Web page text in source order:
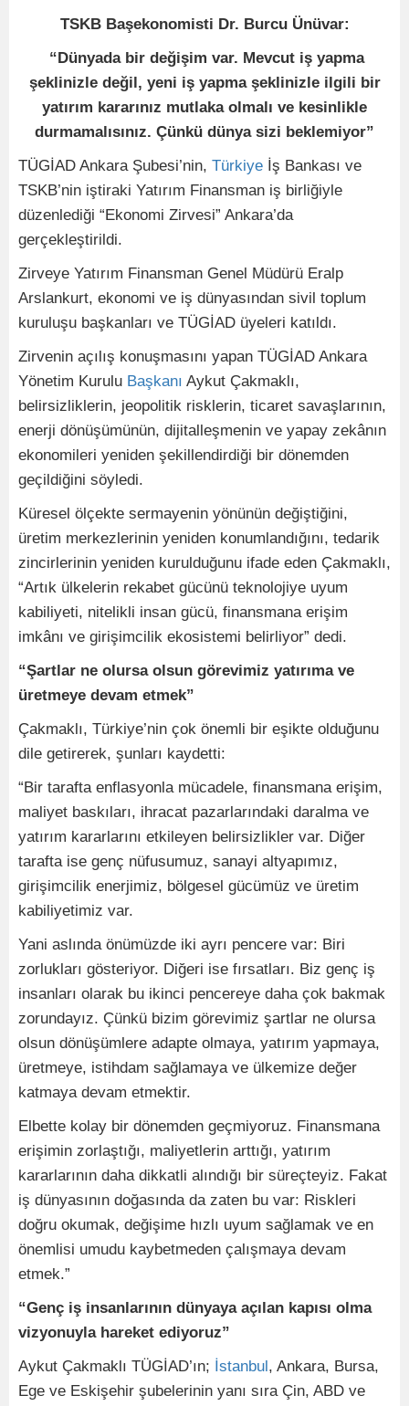
TSKB Başekonomisti Dr. Burcu Ünüvar:
“Dünyada bir değişim var. Mevcut iş yapma
şeklinizle değil, yeni iş yapma şeklinizle ilgili bir
yatırım kararınız mutlaka olmalı ve kesinlikle
durmamalısınız. Çünkü dünya sizi beklemiyor”
TÜGİAD Ankara Şubesi’nin, Türkiye İş Bankası ve
TSKB’nin iştiraki Yatırım Finansman iş birliğiyle
düzenlediği “Ekonomi Zirvesi” Ankara’da
gerçekleştirildi.
Zirveye Yatırım Finansman Genel Müdürü Eralp
Arslankurt, ekonomi ve iş dünyasından sivil toplum
kuruluşu başkanları ve TÜGİAD üyeleri katıldı.
Zirvenin açılış konuşmasını yapan TÜGİAD Ankara
Yönetim Kurulu Başkanı Aykut Çakmaklı,
belirsizliklerin, jeopolitik risklerin, ticaret savaşlarının,
enerji dönüşümünün, dijitalleşmenin ve yapay zekânın
ekonomileri yeniden şekillendirdiği bir dönemden
geçildiğini söyledi.
Küresel ölçekte sermayenin yönünün değiştiğini,
üretim merkezlerinin yeniden konumlandığını, tedarik
zincirlerinin yeniden kurulduğunu ifade eden Çakmaklı,
“Artık ülkelerin rekabet gücünü teknolojiye uyum
kabiliyeti, nitelikli insan gücü, finansmana erişim
imkânı ve girişimcilik ekosistemi belirliyor” dedi.
“Şartlar ne olursa olsun görevimiz yatırıma ve
üretmeye devam etmek”
Çakmaklı, Türkiye’nin çok önemli bir eşikte olduğunu
dile getirerek, şunları kaydetti:
“Bir tarafta enflasyonla mücadele, finansmana erişim,
maliyet baskıları, ihracat pazarlarındaki daralma ve
yatırım kararlarını etkileyen belirsizlikler var. Diğer
tarafta ise genç nüfusumuz, sanayi altyapımız,
girişimcilik enerjimiz, bölgesel gücümüz ve üretim
kabiliyetimiz var.
Yani aslında önümüzde iki ayrı pencere var: Biri
zorlukları gösteriyor. Diğeri ise fırsatları. Biz genç iş
insanları olarak bu ikinci pencereye daha çok bakmak
zorundayız. Çünkü bizim görevimiz şartlar ne olursa
olsun dönüşümlere adapte olmaya, yatırım yapmaya,
üretmeye, istihdam sağlamaya ve ülkemize değer
katmaya devam etmektir.
Elbette kolay bir dönemden geçmiyoruz. Finansmana
erişimin zorlaştığı, maliyetlerin arttığı, yatırım
kararlarının daha dikkatli alındığı bir süreçteyiz. Fakat
iş dünyasının doğasında da zaten bu var: Riskleri
doğru okumak, değişime hızlı uyum sağlamak ve en
önemlisi umudu kaybetmeden çalışmaya devam
etmek.”
“Genç iş insanlarının dünyaya açılan kapısı olma
vizyonuyla hareket ediyoruz”
Aykut Çakmaklı TÜGİAD’ın; İstanbul, Ankara, Bursa,
Ege ve Eskişehir şubelerinin yanı sıra Çin, ABD ve